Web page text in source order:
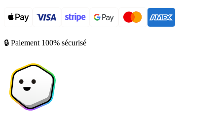
🔒 Paiement 100% sécurisé